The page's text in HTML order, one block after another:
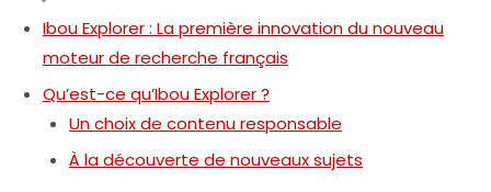
Ibou Explorer : La première innovation du nouveau
moteur de recherche français
Qu’est-ce qu’Ibou Explorer ?
Un choix de contenu responsable
À la découverte de nouveaux sujets